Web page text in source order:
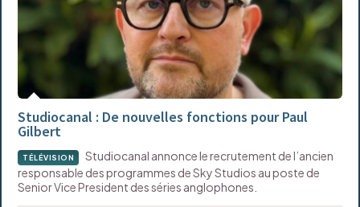
Studiocanal : De nouvelles fonctions pour Paul
Gilbert
TÉLÉVISION
Studiocanal annonce le recrutement de l’ancien
responsable des programmes de Sky Studios au poste de
Senior Vice President des séries anglophones.